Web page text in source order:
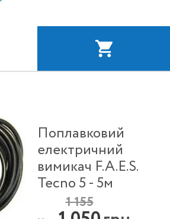
Поплавковий
електричний
вимикач F.A.E.S.
Tecno 5 - 5м
1 155